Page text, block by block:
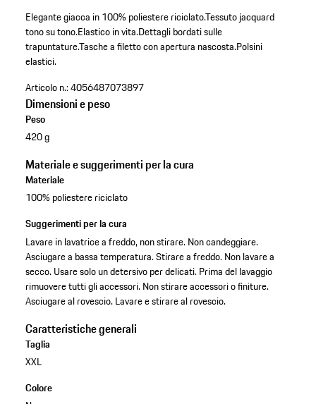
Elegante giacca in 100% poliestere riciclato.Tessuto jacquard
tono su tono.Elastico in vita.Dettagli bordati sulle
trapuntature.Tasche a filetto con apertura nascosta.Polsini
elastici.
Articolo n.:4056487073897
Dimensioni e peso
Peso
420 g
Materiale e suggerimenti per la cura
Materiale
100% poliestere riciclato
Suggerimenti per la cura
Lavare in lavatrice a freddo, non stirare. Non candeggiare.
Asciugare a bassa temperatura. Stirare a freddo. Non lavare a
secco. Usare solo un detersivo per delicati. Prima del lavaggio
rimuovere tutti gli accessori. Non stirare accessori o finiture.
Asciugare al rovescio. Lavare e stirare al rovescio.
Caratteristiche generali
Taglia
XXL
Colore